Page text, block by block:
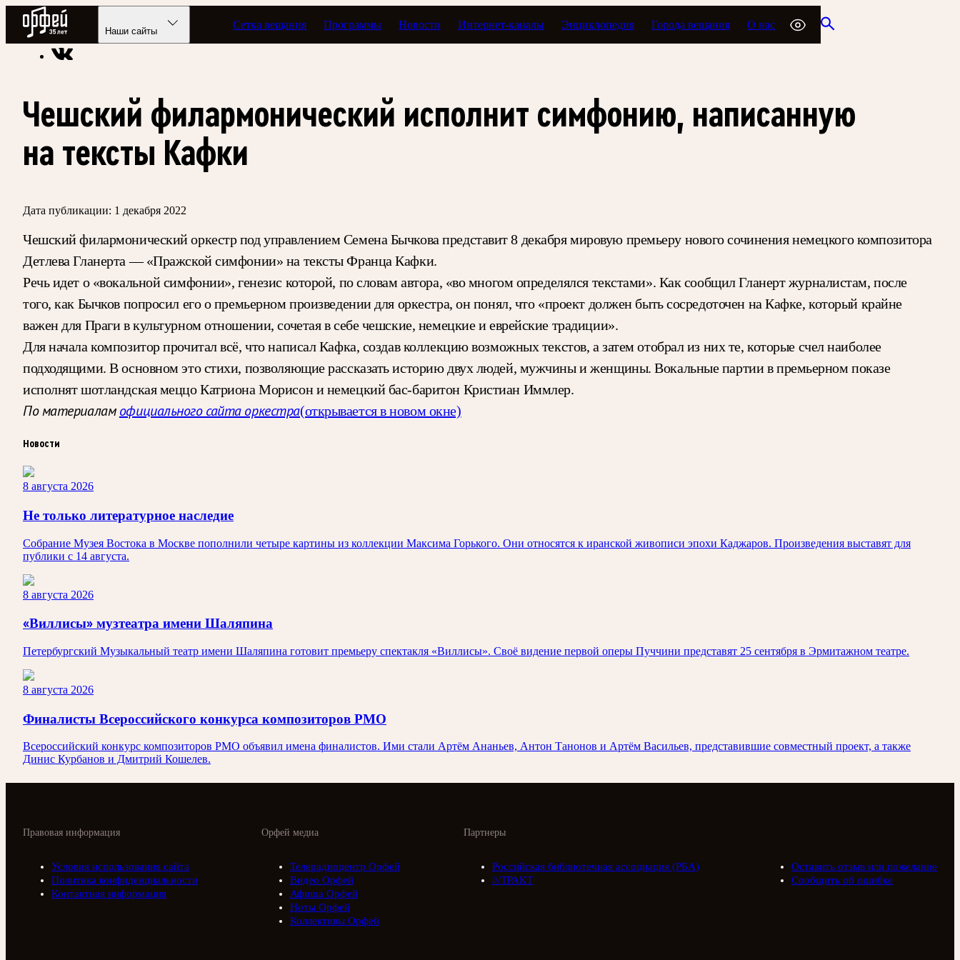
Радио Орфей
Наши сайты
Сетка вещания Программы Новости Интернет-каналы Энциклопедия Города вещания О нас
Радио классической музыки «Орфей» Новости
Чешский филармонический исполнит симфонию, написанную
на тексты Кафки
Дата публикации: 1 декабря 2022
Чешский филармонический оркестр под управлением Семена Бычкова представит 8 декабря мировую премьеру нового сочинения немецкого композитора
Детлева Гланерта — «Пражской симфонии» на тексты Франца Кафки.
Речь идет о «вокальной симфонии», генезис которой, по словам автора, «во многом определялся текстами». Как сообщил Гланерт журналистам, после
того, как Бычков попросил его о премьерном произведении для оркестра, он понял, что «проект должен быть сосредоточен на Кафке, который крайне
важен для Праги в культурном отношении, сочетая в себе чешские, немецкие и еврейские традиции».
Для начала композитор прочитал всё, что написал Кафка, создав коллекцию возможных текстов, а затем отобрал из них те, которые счел наиболее
подходящими. В основном это стихи, позволяющие рассказать историю двух людей, мужчины и женщины. Вокальные партии в премьерном показе
исполнят шотландская меццо Катриона Морисон и немецкий бас-баритон Кристиан Иммлер.
По материалам официального сайта оркестра(открывается в новом окне)
Новости
8 августа 2026
Не только литературное наследие
Собрание Музея Востока в Москве пополнили четыре картины из коллекции Максима Горького. Они относятся к иранской живописи эпохи Каджаров. Произведения выставят для
публики с 14 августа.
8 августа 2026
«Виллисы» музтеатра имени Шаляпина
Петербургский Музыкальный театр имени Шаляпина готовит премьеру спектакля «Виллисы». Своё видение первой оперы Пуччини представят 25 сентября в Эрмитажном театре.
8 августа 2026
Финалисты Всероссийского конкурса композиторов РМО
Всероссийский конкурс композиторов РМО объявил имена финалистов. Ими стали Артём Ананьев, Антон Танонов и Артём Васильев, представившие совместный проект, а также
Динис Курбанов и Дмитрий Кошелев.
Орфей медиа
Телерадиоцентр Орфей
Видео Орфей
Афиша Орфей
Ноты Орфей
Коллективы Орфей
Партнеры
Российская библиотечная ассоциация (РБА)
///ТРАКТ
Правовая информация
Условия использования сайта
Политика конфиденциальности
Контактная информация
Оставить отзыв или пожелание
Сообщить об ошибке